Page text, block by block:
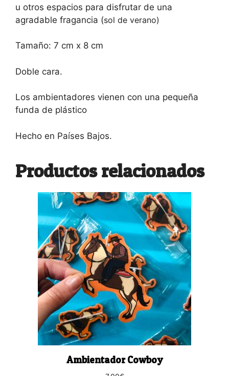
u otros espacios para disfrutar de una
agradable fragancia (sol de verano)
Tamaño: 7 cm x 8 cm
Doble cara.
Los ambientadores vienen con una pequeña
funda de plástico
Hecho en Países Bajos.
Productos relacionados
Ambientador Cowboy